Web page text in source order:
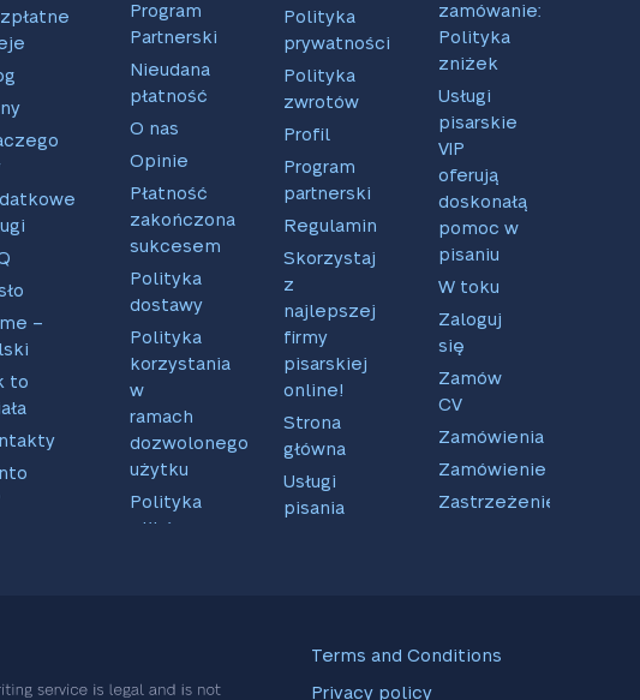
–
to
Program
Partnerski
Nieudana
płatność
O nas
Opinie
Płatność
zakończona
sukcesem
Polityka
dostawy
Polityka
korzystania
w
ramach
dozwolonego
użytku
Polityka
plików
Polityka
prywatności
Polityka
zwrotów
Profil
Program
partnerski
Regulamin
Skorzystaj
z
najlepszej
firmy
pisarskiej
online!
Strona
główna
Usługi
pisania
zamówanie:
Polityka
zniżek
Usługi
pisarskie
VIP
oferują
doskonałą
pomoc w
pisaniu
W toku
Zaloguj
się
Zamów
CV
Zamówienia
Zamówienie
Zastrzeżenie
Terms and Conditions
Privacy policy